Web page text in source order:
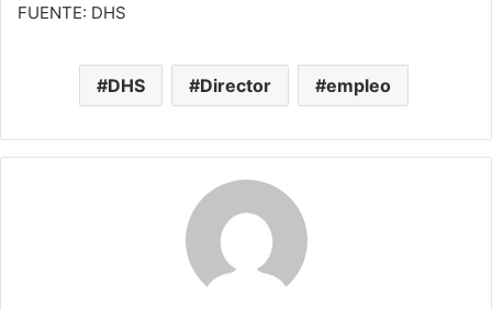
FUENTE: DHS
DHS Director empleo